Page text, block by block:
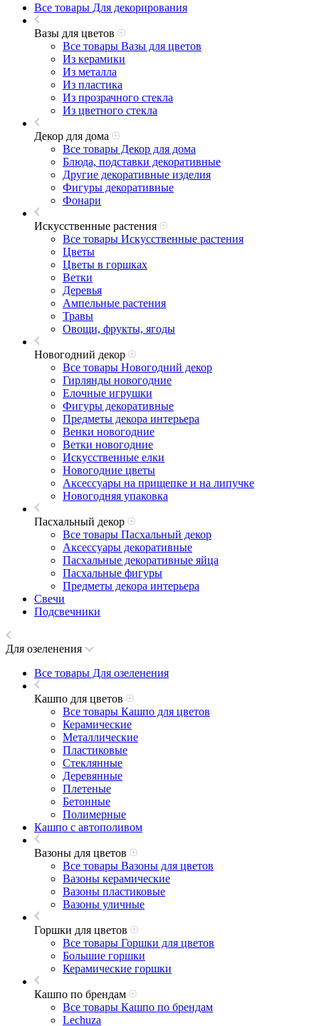
Все товары Для декорирования
Вазы для цветов
Все товары Вазы для цветов
Из керамики
Из металла
Из пластика
Из прозрачного стекла
Из цветного стекла
Декор для дома
Все товары Декор для дома
Блюда, подставки декоративные
Другие декоративные изделия
Фигуры декоративные
Фонари
Искусственные растения
Все товары Искусственные растения
Цветы
Цветы в горшках
Ветки
Деревья
Ампельные растения
Травы
Овощи, фрукты, ягоды
Новогодний декор
Все товары Новогодний декор
Гирлянды новогодние
Елочные игрушки
Фигуры декоративные
Предметы декора интерьера
Венки новогодние
Ветки новогодние
Искусственные елки
Новогодние цветы
Аксессуары на прищепке и на липучке
Новогодняя упаковка
Пасхальный декор
Все товары Пасхальный декор
Аксессуары декоративные
Пасхальные декоративные яйца
Пасхальные фигуры
Предметы декора интерьера
Свечи
Подсвечники
Для озеленения
Все товары Для озеленения
Кашпо для цветов
Все товары Кашпо для цветов
Керамические
Металлические
Пластиковые
Стеклянные
Деревянные
Плетеные
Бетонные
Полимерные
Кашпо с автополивом
Вазоны для цветов
Все товары Вазоны для цветов
Вазоны керамические
Вазоны пластиковые
Вазоны уличные
Горшки для цветов
Все товары Горшки для цветов
Большие горшки
Керамические горшки
Кашпо по брендам
Все товары Кашпо по брендам
Lechuza